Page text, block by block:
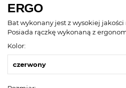
ERGO
Bat wykonany jest z wysokiej jakości
Posiada rączkę wykonaną z
Kolor:
czerwony